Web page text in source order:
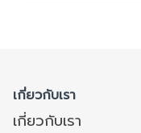
เกี่ยวกับเรา
เกี่ยวกับเรา